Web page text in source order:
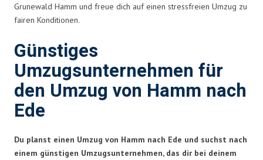
Grunewald Hamm und freue dich auf einen stressfreien Umzug zu
fairen Konditionen.
Günstiges
Umzugsunternehmen für
den Umzug von Hamm nach
Ede
Du planst einen Umzug von Hamm nach Ede und suchst nach
einem günstigen Umzugsunternehmen, das dir bei deinem